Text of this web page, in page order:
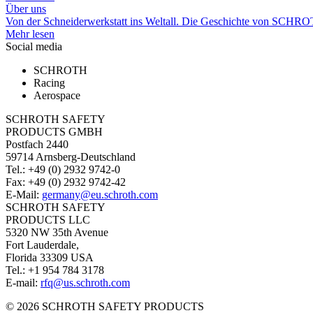
Über uns
Von der Schneiderwerkstatt ins Weltall. Die Geschichte von
Mehr lesen
Social media
SCHROTH
Racing
Aerospace
SCHROTH SAFETY
PRODUCTS GMBH
Postfach 2440
59714 Arnsberg-Deutschland
Tel.: +49 (0) 2932 9742-0
Fax: +49 (0) 2932 9742-42
E-Mail: germany@eu.schroth.com
SCHROTH SAFETY
PRODUCTS LLC
5320 NW 35th Avenue
Fort Lauderdale,
Florida 33309 USA
Tel.: +1 954 784 3178
E-mail: rfq@us.schroth.com
© 2026 SCHROTH SAFETY PRODUCTS